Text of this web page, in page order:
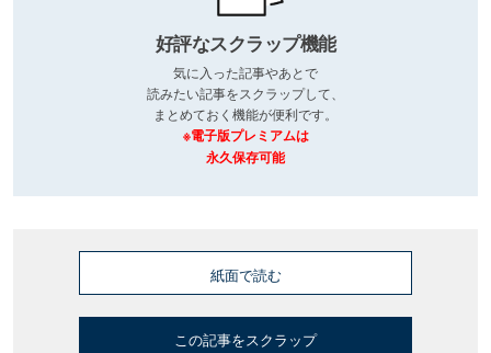
好評なスクラップ機能
気に入った記事やあとで
読みたい記事をスクラップして、
まとめておく機能が便利です。
※電子版プレミアムは
永久保存可能
紙面で読む
この記事をスクラップ